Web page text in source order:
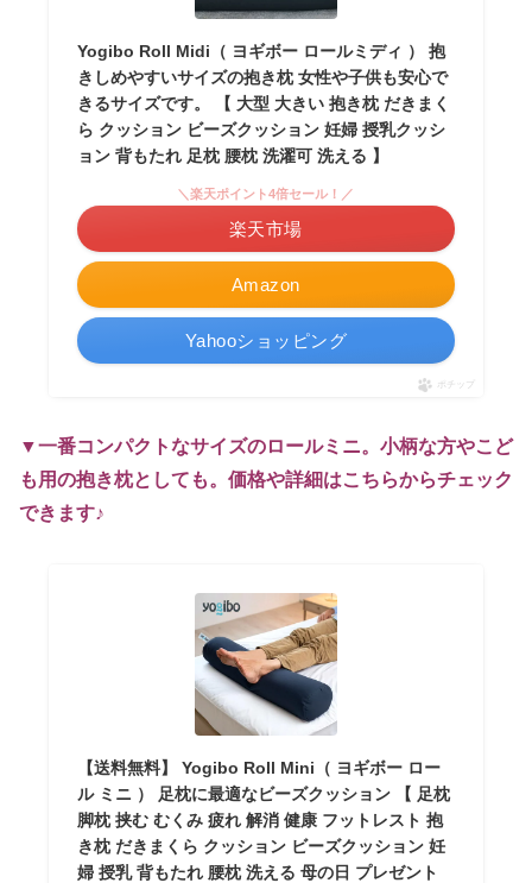
Yogibo Roll Midi（ ヨギボー ロールミディ ） 抱
きしめやすいサイズの抱き枕 女性や子供も安心で
きるサイズです。 【 大型 大きい 抱き枕 だきまく
ら クッション ビーズクッション 妊婦 授乳クッシ
ョン 背もたれ 足枕 腰枕 洗濯可 洗える 】
Amazon
＼楽天ポイント4倍セール！／
楽天市場
Yahooショッピング
ポチップ
▼一番コンパクトなサイズのロールミニ。小柄な方やこど
も用の抱き枕としても。価格や詳細はこちらからチェック
できます♪
【送料無料】 Yogibo Roll Mini（ ヨギボー ロー
ル ミニ ） 足枕に最適なビーズクッション 【 足枕
脚枕 挟む むくみ 疲れ 解消 健康 フットレスト 抱
き枕 だきまくら クッション ビーズクッション 妊
婦 授乳 背もたれ 腰枕 洗える 母の日 プレゼント